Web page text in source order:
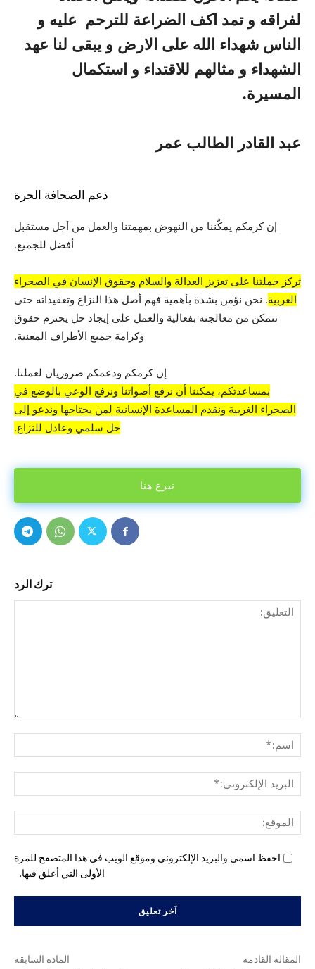
لفراقه و تمد اكف الضراعة للترحم عليه و
الناس شهداء الله على الارض و يبقى لنا عهد
الشهداء و مثالهم للاقتداء و استكمال
المسيرة.
عبد القادر الطالب عمر
دعم الصحافة الحرة
إن كرمكم يمكّننا من النهوض بمهمتنا والعمل من أجل مستقبل
أفضل للجميع.
تركز حملتنا على تعزيز العدالة والسلام وحقوق الإنسان في الصحراء
الغربية. نحن نؤمن بشدة بأهمية فهم أصل هذا النزاع وتعقيداته حتى
نتمكن من معالجته بفعالية والعمل على إيجاد حل يحترم حقوق
وكرامة جميع الأطراف المعنية.
إن كرمكم ودعمكم ضروريان لعملنا.
بمساعدتكم، يمكننا أن نرفع أصواتنا ونرفع الوعي بالوضع في
الصحراء الغربية ونقدم المساعدة الإنسانية لمن يحتاجها وندعو إلى
حل سلمي وعادل للنزاع.
تبرع هنا
ترك الرد
احفظ اسمي والبريد الإلكتروني وموقع الويب في هذا المتصفح للمرة
الأولى التي أعلق فيها.
المادة السابقة المقالة القادمة